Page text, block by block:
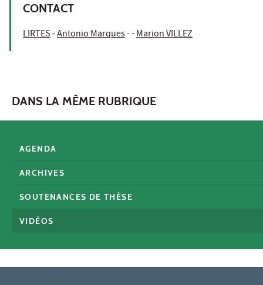
CONTACT
LIRTES-Antonio Marques- -Marion VILLEZ
DANS LA MÊME RUBRIQUE
AGENDA
ARCHIVES
SOUTENANCES DE THÈSE
VIDÉOS